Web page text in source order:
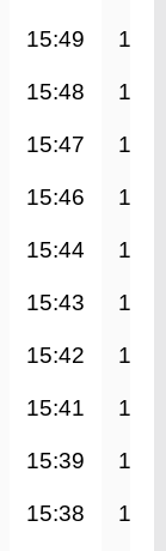
15:49
15:48
15:47
15:46
15:44
15:43
15:42
15:41
15:39
15:38